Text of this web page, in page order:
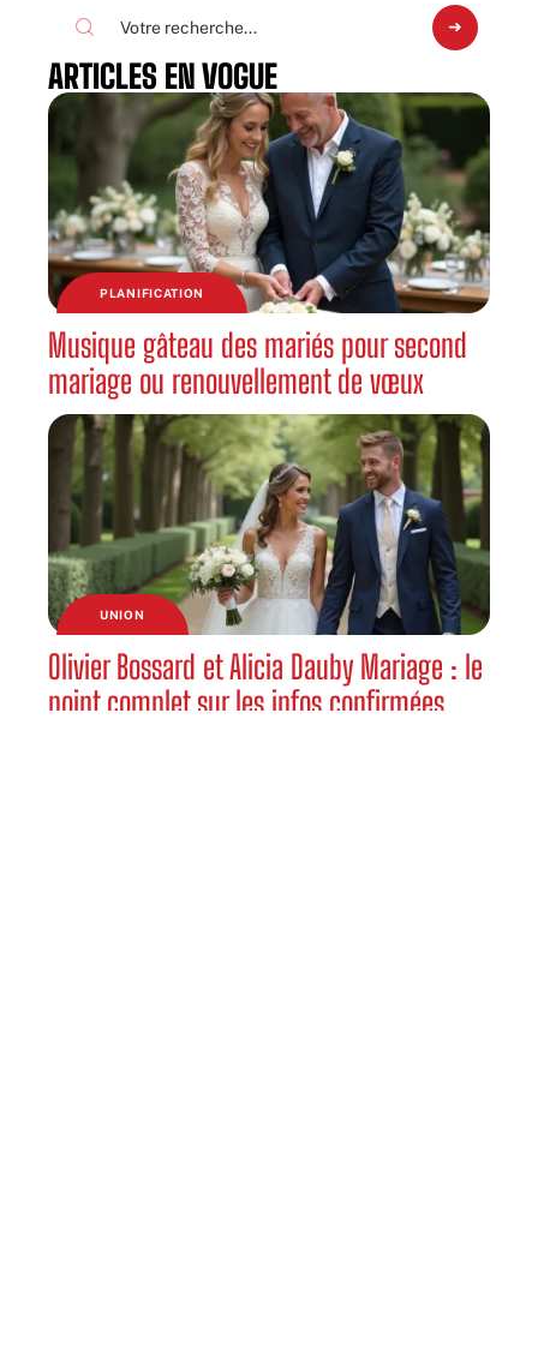
ARTICLES EN VOGUE
PLANIFICATION
Musique gâteau des mariés pour second
mariage ou renouvellement de vœux
UNION
Olivier Bossard et Alicia Dauby Mariage : le
point complet sur les infos confirmées